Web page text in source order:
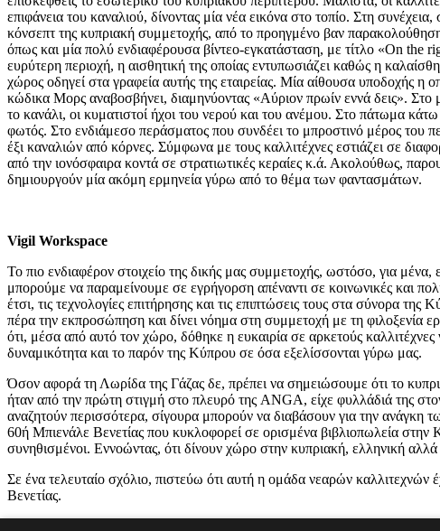
επιφάνεια του καναλιού, δίνοντας μία νέα εικόνα στο τοπίο. Στη
κόνσεπτ της κυπριακή συμμετοχής, από το προηγμένο βαν
όπως και μία πολύ ενδιαφέρουσα βίντεο-εγκατάσταση, με τίτλο «On
ευρύτερη περιοχή, η αισθητική της οποίας εντυπωσιάζει καθώς η
χώρος οδηγεί στα γραφεία αυτής της εταιρείας. Μία αίθουσα υποδοχής η
κώδικα Μορς αναβοσβήνει, διαμηνύοντας «Αύριον πρωίν εννά δεις».
το κανάλι, οι κυματιστοί ήχοι του νερού και του ανέμου. Στο πάτωμα
φωτός. Στο ενδιάμεσο περάσματος που συνδέει το μπροστινό μέρος του
έξι καναλιών από κόρνες. Σύμφωνα με τους καλλιτέχνες εστιάζει σε
από την ιονόσφαιρα κοντά σε στρατιωτικές κεραίες κ.ά. Ακολούθως,
δημιουργούν μία ακόμη ερμηνεία γύρω από το θέμα των φαντασμάτων.
Vigil Workspace
Το πιο ενδιαφέρον στοιχείο της δικής μας συμμετοχής, ωστόσο, για
μπορούμε να παραμείνουμε σε εγρήγορση απέναντι σε κοινωνικές και
έτσι, τις τεχνολογίες επιτήρησης και τις επιπτώσεις τους στα σύνορα
πέρα την εκπροσώπηση και δίνει νόημα στη συμμετοχή με τη φιλοξενία
ότι, μέσα από αυτό τον χώρο, δόθηκε η ευκαιρία σε αρκετούς
δυναμικότητα και το παρόν της Κύπρου σε όσα εξελίσσονται γύρω μας.
Όσον αφορά τη Λωρίδα της Γάζας δε, πρέπει να σημειώσουμε ότι το
ήταν από την πρώτη στιγμή στο πλευρό της ANGA, είχε φυλλάδιά της
αναζητούν περισσότερα, σίγουρα μπορούν να διαβάσουν για την ανάγκη
60ή Μπιενάλε Βενετίας που κυκλοφορεί σε ορισμένα βιβλιοπωλεία στην
συνηθισμένοι. Εννοώντας, ότι δίνουν χώρο στην κυπριακή, ελληνική
Σε ένα τελευταίο σχόλιο, πιστεύω ότι αυτή η ομάδα νεαρών
Βενετίας.